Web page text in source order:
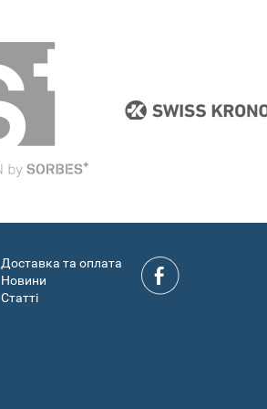
Доставка та оплата
Новини
Статті